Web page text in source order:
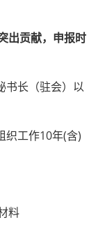
出贡献，申报时
书长（驻会）以
织工作10年(含)
料